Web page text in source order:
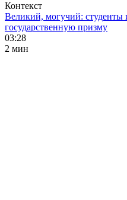
Контекст
Великий, могучий: студенты
государственную призму
03:28
2 мин